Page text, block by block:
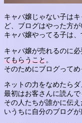
キャバ嬢じゃない子は
ど、ブログはやった方が
キャバ嬢やってる子は
キャバ嬢が売れるのに必
てもらうこと。
そのためにブログって
ネットの力をなめたらダ
最初はお客さんに読んで
その人たちが誰かに伝
いうちに自分のブログが